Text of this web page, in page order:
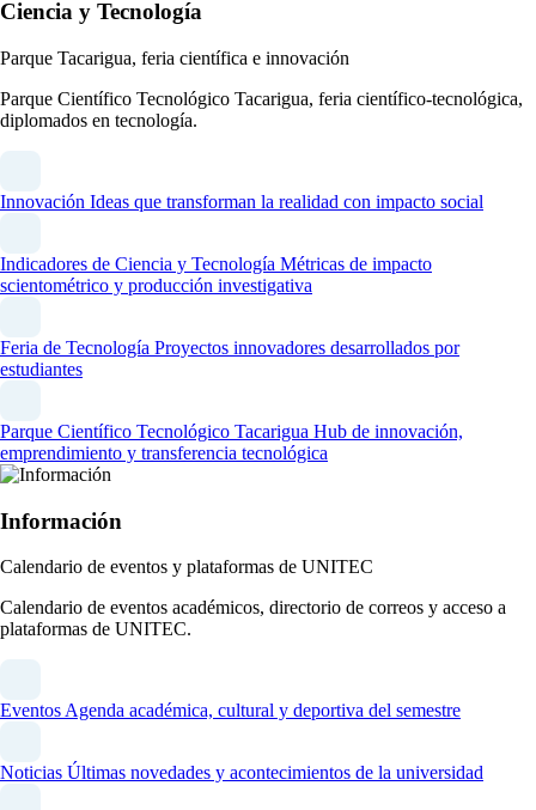
Ciencia y Tecnología
Parque Tacarigua, feria científica e innovación
Parque Científico Tecnológico Tacarigua, feria científico-tecnológica,
diplomados en tecnología.
Innovación Ideas que transforman la realidad con impacto social
Indicadores de Ciencia y Tecnología Métricas de impacto
scientométrico y producción investigativa
Feria de Tecnología Proyectos innovadores desarrollados por
estudiantes
Parque Científico Tecnológico Tacarigua Hub de innovación,
emprendimiento y transferencia tecnológica
Información
Calendario de eventos y plataformas de UNITEC
Calendario de eventos académicos, directorio de correos y acceso a
plataformas de UNITEC.
Eventos Agenda académica, cultural y deportiva del semestre
Noticias Últimas novedades y acontecimientos de la universidad